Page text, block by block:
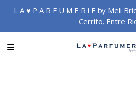
L A ♥ P A R F U M E R i E by Meli
Cerrito, Entre